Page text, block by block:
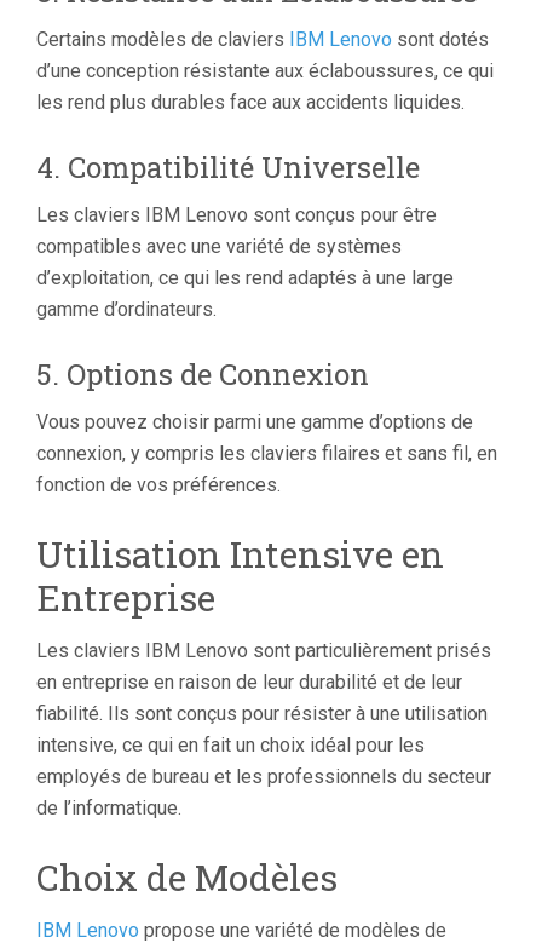
Certains modèles de claviers IBM Lenovo sont dotés
d’une conception résistante aux éclaboussures, ce qui
les rend plus durables face aux accidents liquides.
4. Compatibilité Universelle
Les claviers IBM Lenovo sont conçus pour être
compatibles avec une variété de systèmes
d’exploitation, ce qui les rend adaptés à une large
gamme d’ordinateurs.
5. Options de Connexion
Vous pouvez choisir parmi une gamme d’options de
connexion, y compris les claviers filaires et sans fil, en
fonction de vos préférences.
Utilisation Intensive en
Entreprise
Les claviers IBM Lenovo sont particulièrement prisés
en entreprise en raison de leur durabilité et de leur
fiabilité. Ils sont conçus pour résister à une utilisation
intensive, ce qui en fait un choix idéal pour les
employés de bureau et les professionnels du secteur
de l’informatique.
Choix de Modèles
IBM Lenovo propose une variété de modèles de